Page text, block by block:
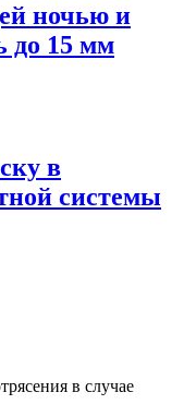
ночью и
до 15 мм
в
системы
в случае